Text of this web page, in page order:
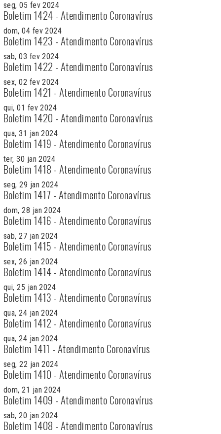
seg, 05 fev 2024
Boletim 1424 - Atendimento Coronavírus
dom, 04 fev 2024
Boletim 1423 - Atendimento Coronavírus
sab, 03 fev 2024
Boletim 1422 - Atendimento Coronavírus
sex, 02 fev 2024
Boletim 1421 - Atendimento Coronavírus
qui, 01 fev 2024
Boletim 1420 - Atendimento Coronavírus
qua, 31 jan 2024
Boletim 1419 - Atendimento Coronavírus
ter, 30 jan 2024
Boletim 1418 - Atendimento Coronavírus
seg, 29 jan 2024
Boletim 1417 - Atendimento Coronavírus
dom, 28 jan 2024
Boletim 1416 - Atendimento Coronavírus
sab, 27 jan 2024
Boletim 1415 - Atendimento Coronavírus
sex, 26 jan 2024
Boletim 1414 - Atendimento Coronavírus
qui, 25 jan 2024
Boletim 1413 - Atendimento Coronavírus
qua, 24 jan 2024
Boletim 1412 - Atendimento Coronavírus
qua, 24 jan 2024
Boletim 1411 - Atendimento Coronavírus
seg, 22 jan 2024
Boletim 1410 - Atendimento Coronavírus
dom, 21 jan 2024
Boletim 1409 - Atendimento Coronavírus
sab, 20 jan 2024
Boletim 1408 - Atendimento Coronavírus